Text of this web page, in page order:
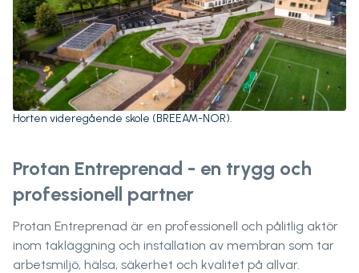
Horten videregående skole (BREEAM-NOR).
Protan Entreprenad - en trygg och
professionell partner
Protan Entreprenad är en professionell och pålitlig aktör
inom takläggning och installation av membran som tar
arbetsmiljö, hälsa, säkerhet och kvalitet på allvar.